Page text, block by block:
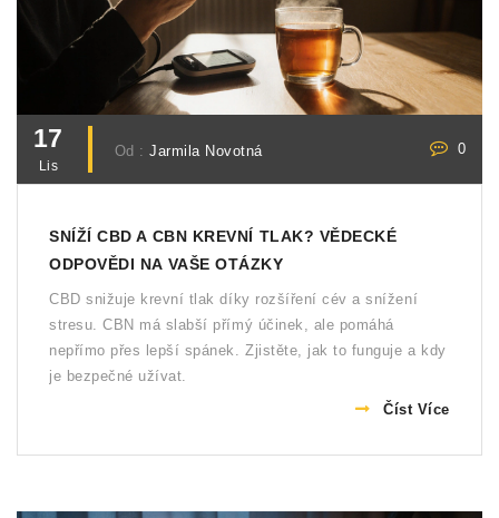
17
Lis
Od :Jarmila Novotná 0
SNÍŽÍ CBD A CBN KREVNÍ TLAK? VĚDECKÉ
ODPOVĚDI NA VAŠE OTÁZKY
CBD snižuje krevní tlak díky rozšíření cév a snížení
stresu. CBN má slabší přímý účinek, ale pomáhá
nepřímo přes lepší spánek. Zjistěte, jak to funguje a kdy
je bezpečné užívat.
Číst Více